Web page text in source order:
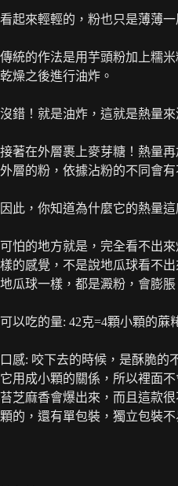
看起來輕輕的，粉也只是薄薄
傳統的作法是用芋頭粉加上糯米
乾燥之後進行油炸。
沒錯！就是油炸，這就是熱量來
接著在外層裹上麥芽糖！熱量
外層的粉，依據沾粉的不同會有
因此，你知道為什麼它的熱量
可怕的地方就是，完全看不出
樣的感覺，不是說地瓜球看不
地瓜球一樣，都是澱粉，會膨脹
可以吃的量: 42克=4顆小顆的蔴
口感: 咬下去的時候，是酥脆的
它用成小顆的關係，所以裡面
苔芝麻香會爆出來，而且這款
顆的，還有單包裝，獨立包裝不